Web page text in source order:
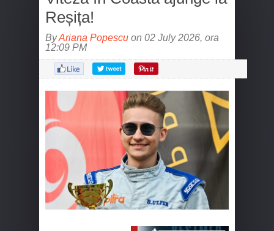
Reșița!
ByAriana Popescu on 02 July 2026, ora
12:09 PM